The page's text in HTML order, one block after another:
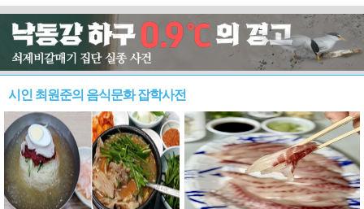
시인 최원준의 음식문화 잡학사전